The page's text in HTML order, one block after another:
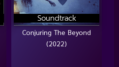
Soundtrack
Conjuring The Beyond
(2022)